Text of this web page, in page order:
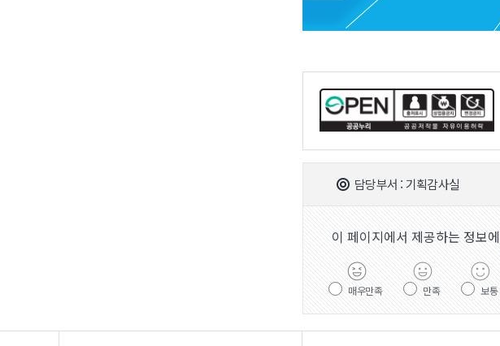
담당부서 : 기획감사실
이 페이지에서 제공하는 정보에
매우만족 만족 보통